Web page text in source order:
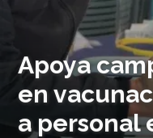
Apoya
en
a personal